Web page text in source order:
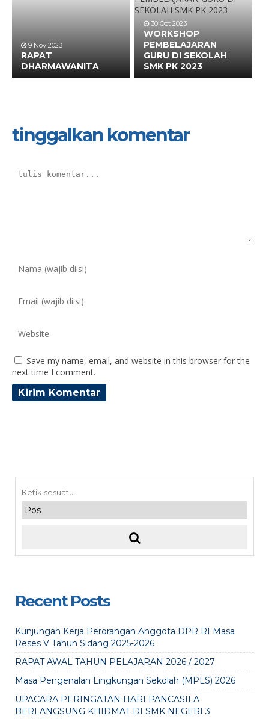
9 Nov 2023
RAPAT
DHARMAWANITA
30 Oct 2023
WORKSHOP
PEMBELAJARAN
GURU DI SEKOLAH
SMK PK 2023
tinggalkan komentar
Save my name, email, and website in this browser for the
next time I comment.
Recent Posts
Kunjungan Kerja Perorangan Anggota DPR RI Masa
Reses V Tahun Sidang 2025-2026
RAPAT AWAL TAHUN PELAJARAN 2026 / 2027
Masa Pengenalan Lingkungan Sekolah (MPLS) 2026
UPACARA PERINGATAN HARI PANCASILA
BERLANGSUNG KHIDMAT DI SMK NEGERI 3